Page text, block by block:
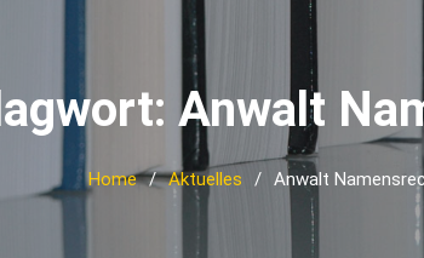
Anwalt
Home Aktuelles Anwalt